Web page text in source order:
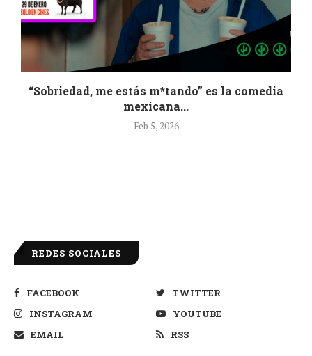
“Sobriedad, me estás m*tando” es la comedia
mexicana...
Feb 5, 2026
REDES SOCIALES
FACEBOOK
TWITTER
INSTAGRAM
YOUTUBE
EMAIL
RSS